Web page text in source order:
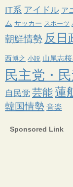
IT系 アイドル ア
ム サッカー スポーツ
朝鮮情勢 反日
西博之 小説 山尾志桜
民主党・
自民党 芸能蓮
韓国情勢 音楽
Sponsored Link